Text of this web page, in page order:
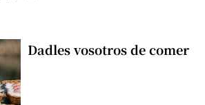
Dadles vosotros de comer